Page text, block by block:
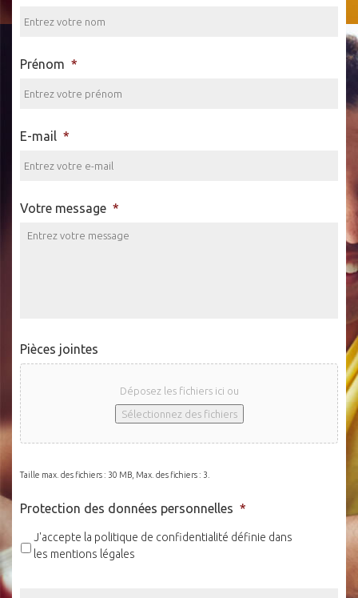
Prénom *
E-mail *
Votre message *
Pièces jointes
Déposez les fichiers ici ou
Sélectionnez des fichiers
Taille max. des fichiers : 30 MB, Max. des fichiers : 3.
Protection des données personnelles *
J'accepte la politique de confidentialité définie dans
les mentions légales